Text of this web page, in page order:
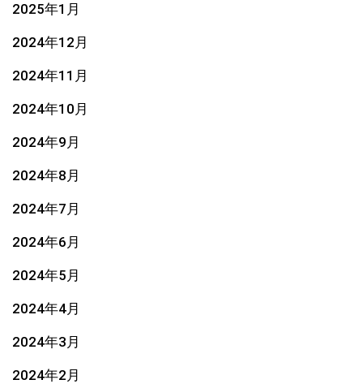
2025年1月
2024年12月
2024年11月
2024年10月
2024年9月
2024年8月
2024年7月
2024年6月
2024年5月
2024年4月
2024年3月
2024年2月